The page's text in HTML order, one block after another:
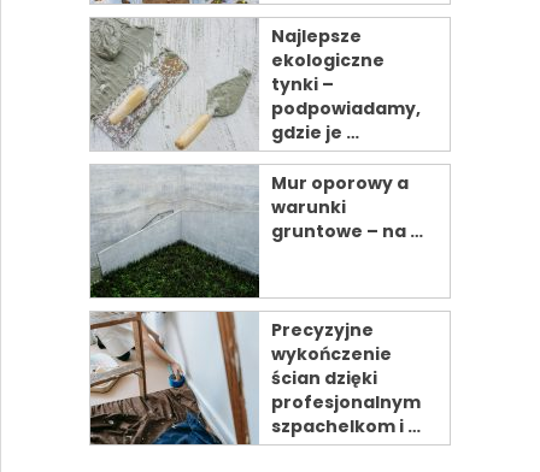
Najlepsze
ekologiczne
tynki –
podpowiadamy,
gdzie je …
Mur oporowy a
warunki
gruntowe – na …
Precyzyjne
wykończenie
ścian dzięki
profesjonalnym
szpachelkom i …